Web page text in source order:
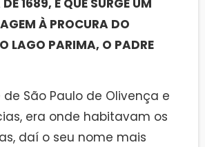
1689, É QUE SURGE UM
À PROCURA DO
LAGO PARIMA, O PADRE
de São Paulo de Olivença e
era onde habitavam os
daí o seu nome mais